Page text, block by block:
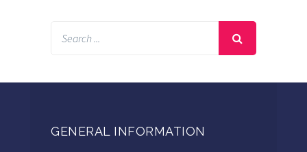
GENERAL INFORMATION